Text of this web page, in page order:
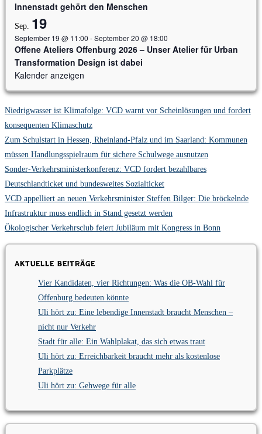
Innenstadt gehört den Menschen
Sep. 19
September 19 @ 11:00 -September 20 @ 18:00
Offene Ateliers Offenburg 2026 – Unser Atelier für Urban
Transformation Design ist dabei
Kalender anzeigen
Niedrigwasser ist Klimafolge: VCD warnt vor Scheinlösungen und fordert
konsequenten Klimaschutz
Zum Schulstart in Hessen, Rheinland-Pfalz und im Saarland: Kommunen
müssen Handlungsspielraum für sichere Schulwege ausnutzen
Sonder-Verkehrsministerkonferenz: VCD fordert bezahlbares
Deutschlandticket und bundesweites Sozialticket
VCD appelliert an neuen Verkehrsminister Steffen Bilger: Die bröckelnde
Infrastruktur muss endlich in Stand gesetzt werden
Ökologischer Verkehrsclub feiert Jubiläum mit Kongress in Bonn
Aktuelle Beiträge
Vier Kandidaten, vier Richtungen: Was die OB-Wahl für
Offenburg bedeuten könnte
Uli hört zu: Eine lebendige Innenstadt braucht Menschen –
nicht nur Verkehr
Stadt für alle: Ein Wahlplakat, das sich etwas traut
Uli hört zu: Erreichbarkeit braucht mehr als kostenlose
Parkplätze
Uli hört zu: Gehwege für alle